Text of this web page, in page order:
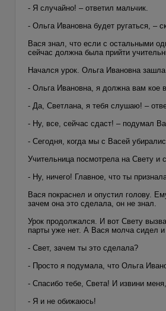
- Я случайно! – ответил мальчик.
- Ольга Ивановна будет ругаться, –
Вася знал, что если с остальными
сейчас должна была прийти
Начался урок. Ольга Ивановна
- Ольга Ивановна, я должна вам кое
- Да, Светлана, я тебя слушаю! –
- Ну, все, сейчас сдаст! – подумал
- Сегодня, когда мы с Васей
Учительница посмотрела на Свету и
- Ну, ничего! Главное, что ты
Вася покраснел и опустил голову.
зачем она это сделала, он не знал.
Урок продолжался. И вот Свету
парты уже нет. А Вася молча сидел
- Свет, зачем ты это сделала?
- Просто я подумала, что Ольга
- Спасибо тебе, Света! И извини
- Я и не обижаюсь!